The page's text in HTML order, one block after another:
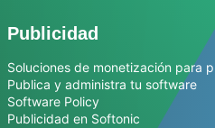
Publicidad
Soluciones de monetización para
Publica y administra tu software
Software Policy
Publicidad en Softonic